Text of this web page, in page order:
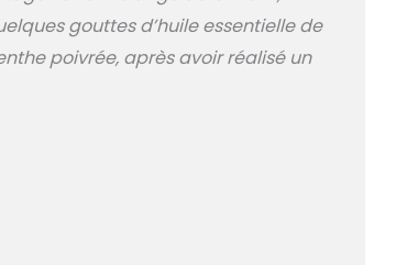
gouttes d’huile essentielle de
poivrée, après avoir réalisé un